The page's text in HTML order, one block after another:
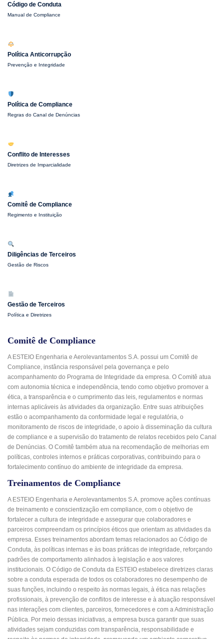
Código de Conduta
Manual de Compliance
Política Anticorrupção
Prevenção e Integridade
Política de Compliance
Regras do Canal de Denúncias
Conflito de Interesses
Diretrizes de Imparcialidade
Comitê de Compliance
Regimento e Instituição
Diligências de Terceiros
Gestão de Riscos
Gestão de Terceiros
Política e Diretrizes
Comitê de Compliance
A ESTEIO Engenharia e Aerolevantamentos S.A. possui um Comitê de
Compliance, instância responsável pela governança e pelo
acompanhamento do Programa de Integridade da empresa. O Comitê atua
com autonomia técnica e independência, tendo como objetivo promover a
ética, a transparência e o cumprimento das leis, regulamentos e normas
internas aplicáveis às atividades da organização. Entre suas atribuições
estão o acompanhamento da conformidade legal e regulatória, o
monitoramento de riscos de integridade, o apoio à disseminação da cultura
de compliance e a supervisão do tratamento de relatos recebidos pelo Canal
de Denúncias. O Comitê também atua na recomendação de melhorias em
políticas, controles internos e práticas corporativas, contribuindo para o
fortalecimento contínuo do ambiente de integridade da empresa.
Treinamentos de Compliance
A ESTEIO Engenharia e Aerolevantamentos S.A. promove ações contínuas
de treinamento e conscientização em compliance, com o objetivo de
fortalecer a cultura de integridade e assegurar que colaboradores e
parceiros compreendam os princípios éticos que orientam as atividades da
empresa. Esses treinamentos abordam temas relacionados ao Código de
Conduta, às políticas internas e às boas práticas de integridade, reforçando
padrões de comportamento alinhados à legislação e aos valores
institucionais. O Código de Conduta da ESTEIO estabelece diretrizes claras
sobre a conduta esperada de todos os colaboradores no desempenho de
suas funções, incluindo o respeito às normas legais, à ética nas relações
profissionais, à prevenção de conflitos de interesse e à atuação responsável
nas interações com clientes, parceiros, fornecedores e com a Administração
Pública. Por meio dessas iniciativas, a empresa busca garantir que suas
atividades sejam conduzidas com transparência, responsabilidade e